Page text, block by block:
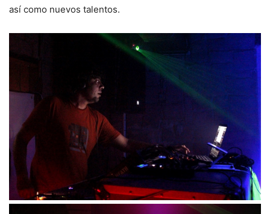
así como nuevos talentos.